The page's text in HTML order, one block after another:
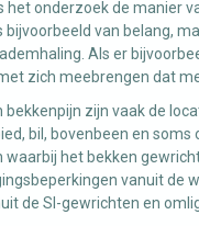
het onderzoek de manier
bijvoorbeeld van belang,
Als er
zich meebrengen dat
zijn vaak de
bil, bovenbeen en
waarbij het bekken
vanuit de
de SI-gewrichten en